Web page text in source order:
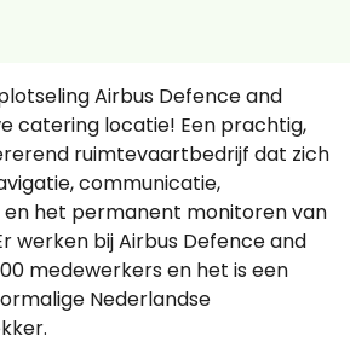
Airbus Defence and
catering locatie! Een prachtig,
ruimtevaartbedrijf dat zich
communicatie,
het permanent monitoren van
werken bij Airbus Defence and
medewerkers en het is een
Nederlandse